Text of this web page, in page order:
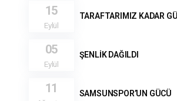
15
Eylül
TARAFTARIMIZ KADAR
05
Eylül
ŞENLİK DAĞILDI
11 SAMSUNSPOR’UN GÜCÜ